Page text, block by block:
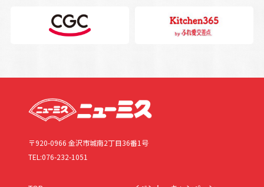
〒920-0966 金沢市城南2丁目36番1号
TEL:076-232-1051